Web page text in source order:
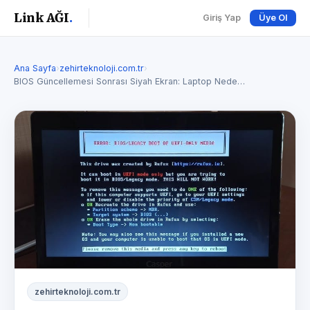
Link AĞI. Giriş Yap Üye Ol
Ana Sayfa›zehirteknoloji.com.tr›
BIOS Güncellemesi Sonrası Siyah Ekran: Laptop Nede…
zehirteknoloji.com.tr